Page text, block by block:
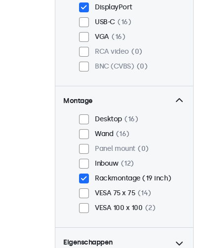
DisplayPort
USB-C
16
VGA
16
RCA video
0
BNC (CVBS)
0
Montage
Desktop
16
Wand
16
Panel mount
0
Inbouw
12
Rackmontage (19 inch)
VESA 75 x 75
14
VESA 100 x 100
2
Eigenschappen